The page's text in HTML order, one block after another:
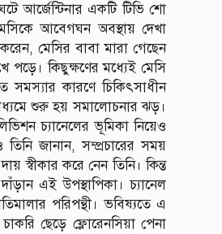
আর্জেন্টিনার একটি টিভি শো
আবেগঘন অবস্থায় দেখা
মেসির বাবা মারা গেছেন
পড়ে। কিছুক্ষণের মধ্যেই মেসি
সমস্যার কারণে চিকিৎসাধীন
শুরু হয় সমালোচনার ঝড়।
চ্যানেলের ভূমিকা নিয়েও
তিনি জানান, সম্প্রচারের সময়
স্বীকার করে নেন তিনি। কিন্ত
এই উপস্থাপিকা। চ্যানেল
পরিপন্থী। ভবিষ্যতে এ
ছেড়ে ফ্লোরেনসিয়া পেনা